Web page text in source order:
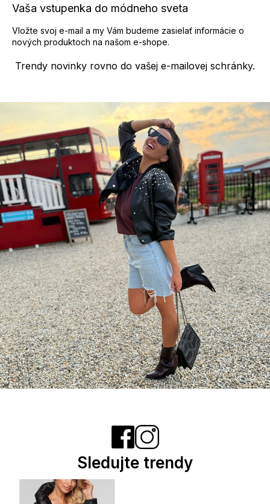
i
u
Trendy novinky rovno do vašej e-mailovej schránky.
Vaša vstupenka do módneho sveta
Vložte svoj e-mail a my Vám budeme zasielať informácie o
nových produktoch na našom e-shope.